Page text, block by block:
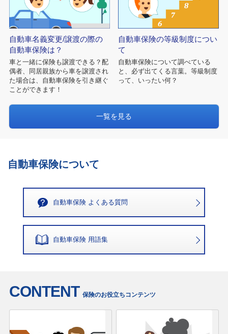
自動車名義変更/譲渡の際の
自動車保険は？
車と一緒に保険も譲渡できる？配
偶者、同居親族から車を譲渡され
た場合は、自動車保険を引き継ぐ
ことができます！
自動車保険の等級制度につい
て
自動車保険について調べている
と、必ず出てくる言葉。等級制度
って、いったい何？
一覧を見る
自動車保険について
自動車保険 よくある質問
自動車保険 用語集
CONTENT 保険のお役立ちコンテンツ